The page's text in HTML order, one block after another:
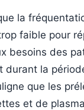
la
faible pour
besoins des
durant la
que les
et de